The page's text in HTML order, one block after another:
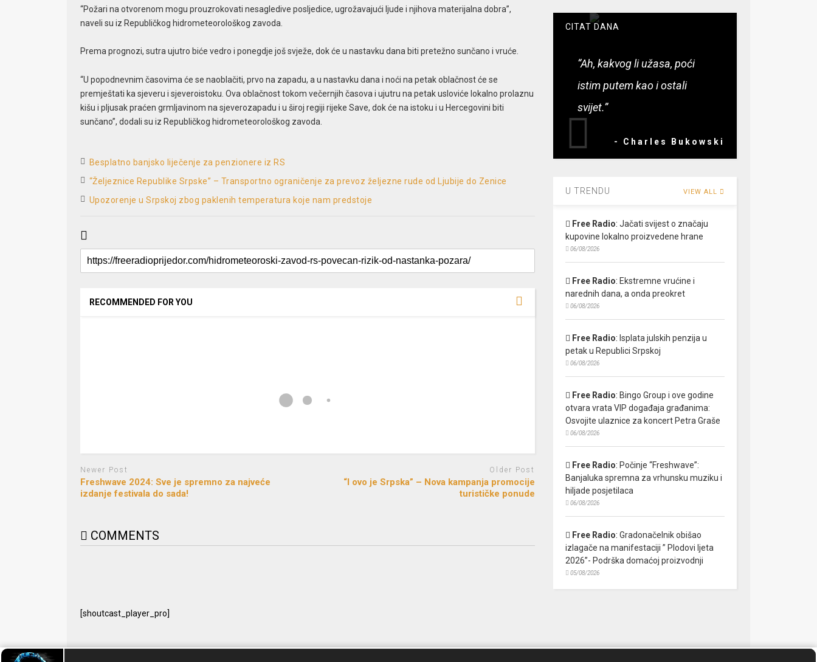
“Požari na otvorenom mogu prouzrokovati nesagledive posljedice, ugrožavajući ljude i njihova materijalna dobra”,
naveli su iz Republičkog hidrometeorološkog zavoda.
Prema prognozi, sutra ujutro biće vedro i ponegdje još svježe, dok će u nastavku dana biti pretežno sunčano i vruće.
“U popodnevnim časovima će se naoblačiti, prvo na zapadu, a u nastavku dana i noći na petak oblačnost će se
premještati ka sjeveru i sjeveroistoku. Ova oblačnost tokom večernjih časova i ujutru na petak usloviće lokalno prolaznu
kišu i pljusak praćen grmljavinom na sjeverozapadu i u široj regiji rijeke Save, dok će na istoku i u Hercegovini biti
sunčano”, dodali su iz Republičkog hidrometeorološkog zavoda.
Besplatno banjsko liječenje za penzionere iz RS
“Željeznice Republike Srpske” – Transportno ograničenje za prevoz željezne rude od Ljubije do Zenice
Upozorenje u Srpskoj zbog paklenih temperatura koje nam predstoje
RECOMMENDED FOR YOU
Newer Post
Freshwave 2024: Sve je spremno za najveće
izdanje festivala do sada!
Older Post
“I ovo je Srpska” – Nova kampanja promocije
turističke ponude
COMMENTS
CITAT DANA
“Ah, kakvog li užasa, poći
istim putem kao i ostali
svijet.”
- Charles Bukowski
U TRENDU VIEW ALL
Free Radio: Jačati svijest o značaju
kupovine lokalno proizvedene hrane
06/08/2026
Free Radio: Ekstremne vrućine i
narednih dana, a onda preokret
06/08/2026
Free Radio: Isplata julskih penzija u
petak u Republici Srpskoj
06/08/2026
Free Radio: Bingo Group i ove godine
otvara vrata VIP događaja građanima:
Osvojite ulaznice za koncert Petra Graše
06/08/2026
Free Radio: Počinje “Freshwave”:
Banjaluka spremna za vrhunsku muziku i
hiljade posjetilaca
06/08/2026
Free Radio: Gradonačelnik obišao
izlagače na manifestaciji ” Plodovi ljeta
2026”- Podrška domaćoj proizvodnji
05/08/2026
[shoutcast_player_pro]